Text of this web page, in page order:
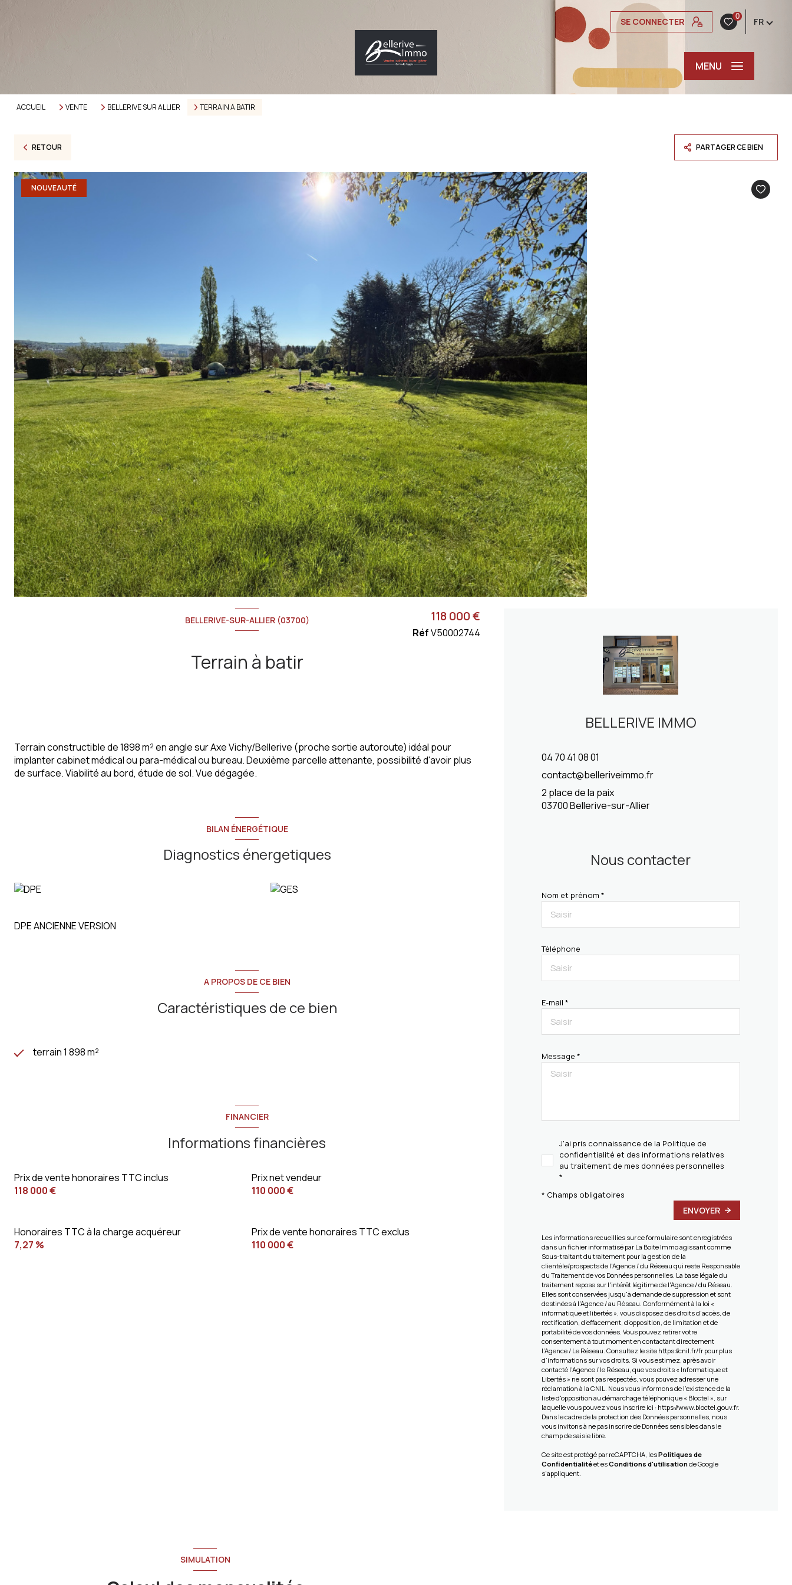
SE CONNECTER 0 FR
MENU
ACCUEIL VENTE BELLERIVE SUR ALLIER TERRAIN A BATIR
RETOUR PARTAGER CE BIEN
NOUVEAUTÉ
BELLERIVE-SUR-ALLIER (03700)
Terrain à batir
118 000 €
RéfV50002744
Terrain constructible de 1898 m² en angle sur Axe Vichy/Bellerive (proche sortie autoroute) idéal pour
implanter cabinet médical ou para-médical ou bureau. Deuxième parcelle attenante, possibilité d'avoir plus
de surface. Viabilité au bord, étude de sol. Vue dégagée.
BILAN ÉNERGÉTIQUE
Diagnostics énergetiques
DPE ANCIENNE VERSION
A PROPOS DE CE BIEN
Caractéristiques de ce bien
terrain 1 898 m²
FINANCIER
Informations financières
Prix de vente honoraires TTC inclus
118 000 €
Prix net vendeur
110 000 €
Prix de vente honoraires TTC exclus
110 000 €
Honoraires TTC à la charge acquéreur
7,27 %
BELLERIVE IMMO
04 70 41 08 01
contact@belleriveimmo.fr
2 place de la paix
03700 Bellerive-sur-Allier
Nous contacter
Nom et prénom *
Téléphone
E-mail *
Message *
J'ai pris connaissance de la Politique de
confidentialité et des informations relatives
au traitement de mes données personnelles
*
* Champs obligatoires
ENVOYER
Les informations recueillies sur ce formulaire sont enregistrées
dans un fichier informatisé par La Boite Immo agissant comme
Sous-traitant du traitement pour la gestion de la
clientèle/prospects de l'Agence / du Réseau qui reste Responsable
du Traitement de vos Données personnelles. La base légale du
traitement repose sur l'intérêt légitime de l'Agence / du Réseau.
Elles sont conservées jusqu'à demande de suppression et sont
destinées à l'Agence / au Réseau. Conformément à la loi «
informatique et libertés », vous disposez des droits d’accès, de
rectification, d’effacement, d’opposition, de limitation et de
portabilité de vos données. Vous pouvez retirer votre
consentement à tout moment en contactant directement
l’Agence / Le Réseau. Consultez le site https://cnil.fr/frpour plus
d’informations sur vos droits. Si vous estimez, après avoir
contacté l'Agence / le Réseau, que vos droits « Informatique et
Libertés » ne sont pas respectés, vous pouvez adresser une
réclamation à la CNIL. Nous vous informons de l’existence de la
liste d'opposition au démarchage téléphonique « Bloctel », sur
laquelle vous pouvez vous inscrire ici : https://www.bloctel.gouv.fr.
Dans le cadre de la protection des Données personnelles, nous
vous invitons à ne pas inscrire de Données sensibles dans le
champ de saisie libre.
Ce site est protégé par reCAPTCHA, lesPolitiques de
Confidentialitéet esConditions d'utilisationde Google
s'appliquent.
SIMULATION